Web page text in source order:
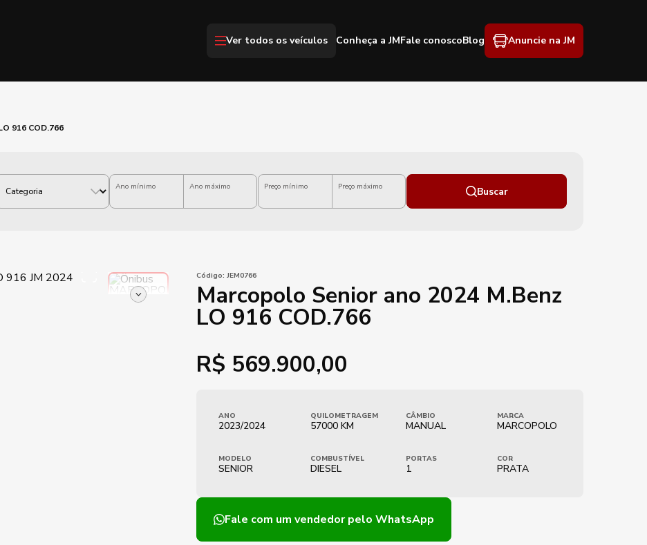
Ver todos os veículos Conheça a JMFale conoscoBlog Anuncie na JM
916 COD.766
Ano mínimo Ano máximo Preço mínimo Preço máximo Buscar
Código: JEM0766
Marcopolo Senior ano 2024 M.Benz
LO 916 COD.766
R$ 569.900,00
ANO
2023/2024
QUILOMETRAGEM
57000 KM
CÂMBIO
MANUAL
MARCA
MARCOPOLO
MODELO
SENIOR
COMBUSTÍVEL
DIESEL
PORTAS
1
COR
PRATA
Fale com um vendedorpelo WhatsApp